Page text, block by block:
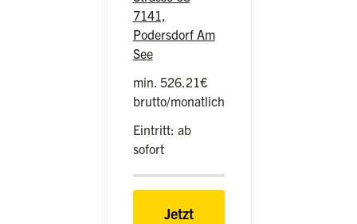
7141,
Podersdorf Am
See
min. 526.21€
brutto/monatlich
Eintritt: ab
sofort
Jetzt